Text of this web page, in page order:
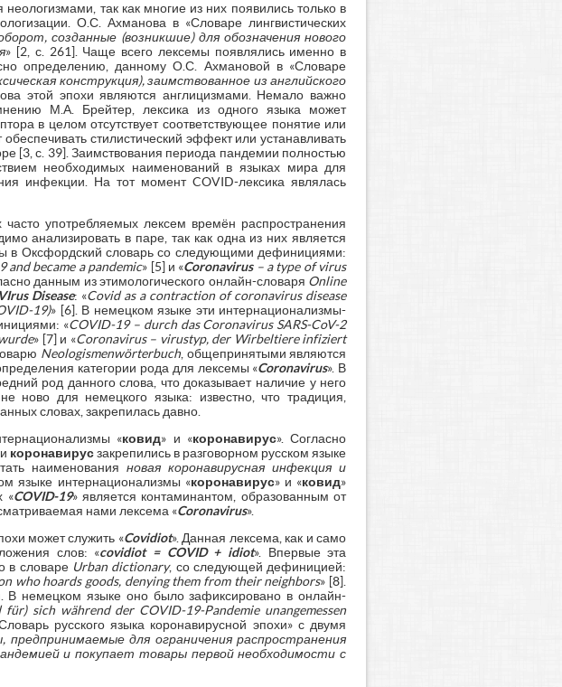
так как многие из них появились только в
О.С. Ахманова в «Словаре лингвистических
созданные (возникшие) для обозначения нового
» [2, с. 261]. Чаще всего лексемы появлялись именно в
определению, данному О.С. Ахмановой в «Словаре
конструкция), заимствованное из английского
этой эпохи являются англицизмами. Немало важно
М.А. Брейтер, лексика из одного языка может
в целом отсутствует соответствующее понятие или
стилистический эффект или устанавливать
[3, с. 39]. Заимствования периода пандемии полностью
необходимых наименований в языках мира для
инфекции. На тот момент COVID-лексика являлась
употребляемых лексем времён распространения
анализировать в паре, так как одна из них является
в Оксфордский словарь со следующими дефинициями:
became a pandemic» [5] и «Coronavirus– a type of virus
данным из этимологического онлайн-словаря Online
Disease: «Covid as a contraction of coronavirus disease
19)» [6]. В немецком языке эти интернационализмы-
«COVID-19 – durch das Coronavirus SARS-CoV-2
» [7] и «Coronavirus – virustyp, der Wirbeltiere infiziert
Neologismenwörterbuch, общепринятыми являются
категории рода для лексемы «Coronavirus». В
род данного слова, что доказывает наличие у него
ново для немецкого языка: известно, что традиция,
словах, закрепилась давно.
«ковид» и «коронавирус». Согласно
коронавирусзакрепились в разговорном русском языке
наименованияновая коронавирусная инфекция и
языке интернационализмы «коронавирус» и «ковид»
«COVID-19» является контаминантом, образованным от
нами лексема «Coronavirus».
может служить «Covidiot». Данная лексема, как и само
слов: «covidiot = COVID + idiot». Впервые эта
в словаре Urban dictionary, со следующей дефиницией:
who hoards goods, denying them from their neighbors» [8].
немецком языке оно было зафиксировано в онлайн-
für) sich während der COVID-19-Pandemie unangemessen
русского языка коронавирусной эпохи» с двумя
для ограничения распространения
и покупает товары первой необходимости с